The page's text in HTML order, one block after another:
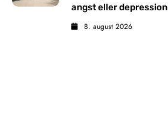
angst eller depression
8. august 2026